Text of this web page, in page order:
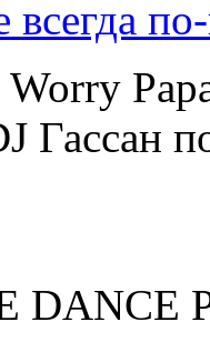
всегда
Гассан
DANCE